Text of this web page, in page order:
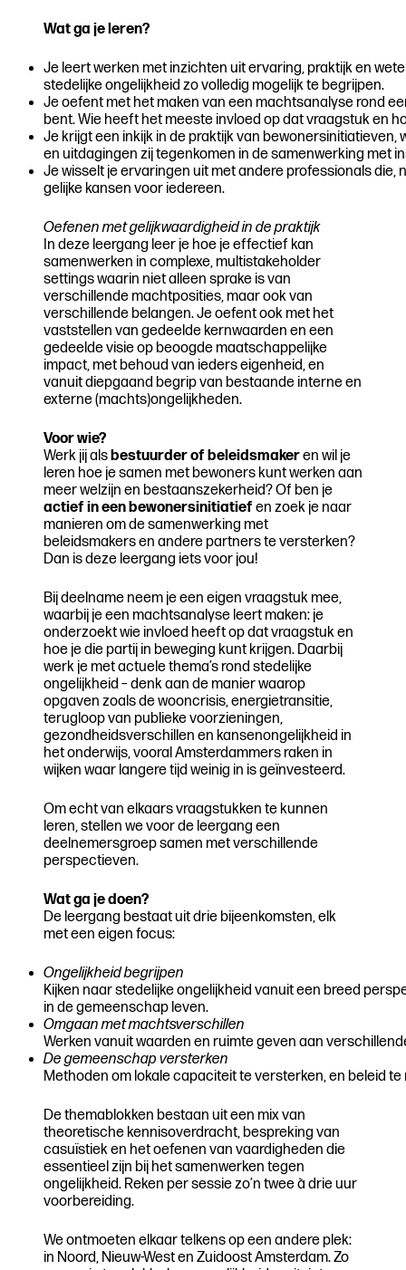
Wat ga je leren?
Je leert werken met inzichten uit ervaring, praktijk en
stedelijke ongelijkheid zo volledig mogelijk te begrijpen.
Je oefent met het maken van een machtsanalyse rond
bent. Wie heeft het meeste invloed op dat vraagstuk en
Je krijgt een inkijk in de praktijk van bewonersinitiatieven,
en uitdagingen zij tegenkomen in de samenwerking met
Je wisselt je ervaringen uit met andere professionals die,
gelijke kansen voor iedereen.
Oefenen met gelijkwaardigheid in de praktijk
In deze leergang leer je hoe je effectief kan
samenwerken in complexe, multistakeholder
settings waarin niet alleen sprake is van
verschillende machtposities, maar ook van
verschillende belangen. Je oefent ook met het
vaststellen van gedeelde kernwaarden en een
gedeelde visie op beoogde maatschappelijke
impact, met behoud van ieders eigenheid, en
vanuit diepgaand begrip van bestaande interne en
externe (machts)ongelijkheden.
Voor wie?
Werk jij alsbestuurder of beleidsmakeren wil je
leren hoe je samen met bewoners kunt werken aan
meer welzijn en bestaanszekerheid? Of ben je
actief in een bewonersinitiatief en zoek je naar
manieren om de samenwerking met
beleidsmakers en andere partners te versterken?
Dan is deze leergang iets voor jou!
Bij deelname neem je een eigen vraagstuk mee,
waarbij je een machtsanalyse leert maken: je
onderzoekt wie invloed heeft op dat vraagstuk en
hoe je die partij in beweging kunt krijgen. Daarbij
werk je met actuele thema’s rond stedelijke
ongelijkheid – denk aan de manier waarop
opgaven zoals de wooncrisis, energietransitie,
terugloop van publieke voorzieningen,
gezondheidsverschillen en kansenongelijkheid in
het onderwijs, vooral Amsterdammers raken in
wijken waar langere tijd weinig in is geïnvesteerd.
Om echt van elkaars vraagstukken te kunnen
leren, stellen we voor de leergang een
deelnemersgroep samen met verschillende
perspectieven.
Wat ga je doen?
De leergang bestaat uit drie bijeenkomsten, elk
met een eigen focus:
Ongelijkheid begrijpen
Kijken naar stedelijke ongelijkheid vanuit een breed
in de gemeenschap leven.
Omgaan met machtsverschillen
Werken vanuit waarden en ruimte geven aan
De gemeenschap versterken
Methoden om lokale capaciteit te versterken, en beleid
De themablokken bestaan uit een mix van
theoretische kennisoverdracht, bespreking van
casuïstiek en het oefenen van vaardigheden die
essentieel zijn bij het samenwerken tegen
ongelijkheid. Reken per sessie zo’n twee à drie uur
voorbereiding.
We ontmoeten elkaar telkens op een andere plek:
in Noord, Nieuw-West en Zuidoost Amsterdam. Zo